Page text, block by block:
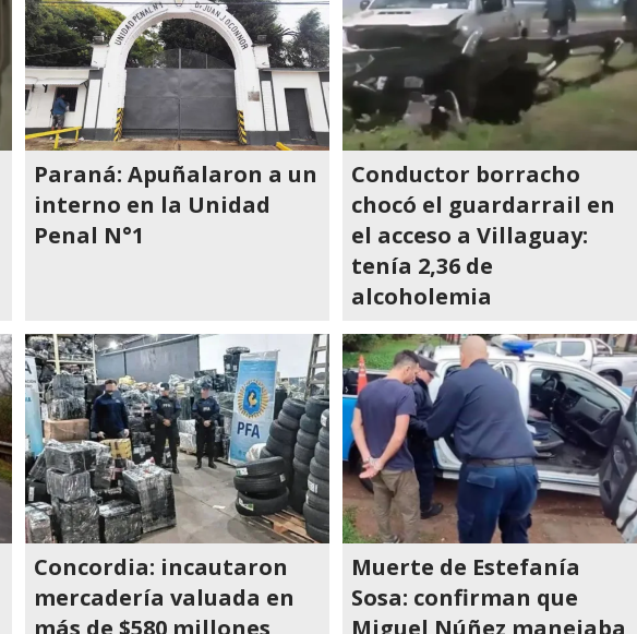
Paraná: Apuñalaron a un
interno en la Unidad
Penal N°1
Conductor borracho
chocó el guardarrail en
el acceso a Villaguay:
tenía 2,36 de
alcoholemia
Concordia: incautaron
mercadería valuada en
más de $580 millones
Muerte de Estefanía
Sosa: confirman que
Miguel Núñez manejaba